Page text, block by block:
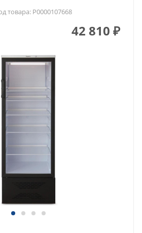
товара: Р0000107668
42 810 ₽